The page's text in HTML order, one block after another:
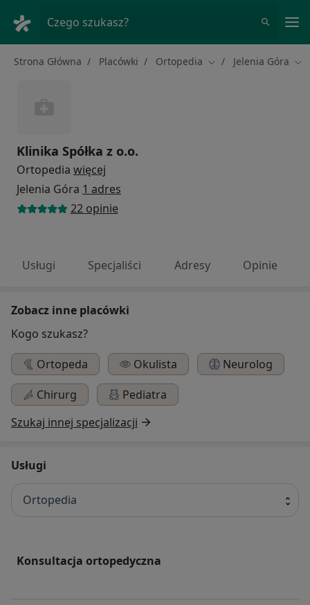
Czego szukasz?
Strona Główna Placówki Ortopedia Zmień miasto
Jelenia Góra
Klinika Spółka z o.o.
Ortopedia więcej
Jelenia Góra 1 adres
22 opinie
Usługi Specjaliści Adresy Opinie
Zobacz inne placówki
Kogo szukasz?
Ortopeda
Okulista
Neurolog
Chirurg
Pediatra
Szukaj innej specjalizacji
Usługi
Ortopedia
Konsultacja ortopedyczna